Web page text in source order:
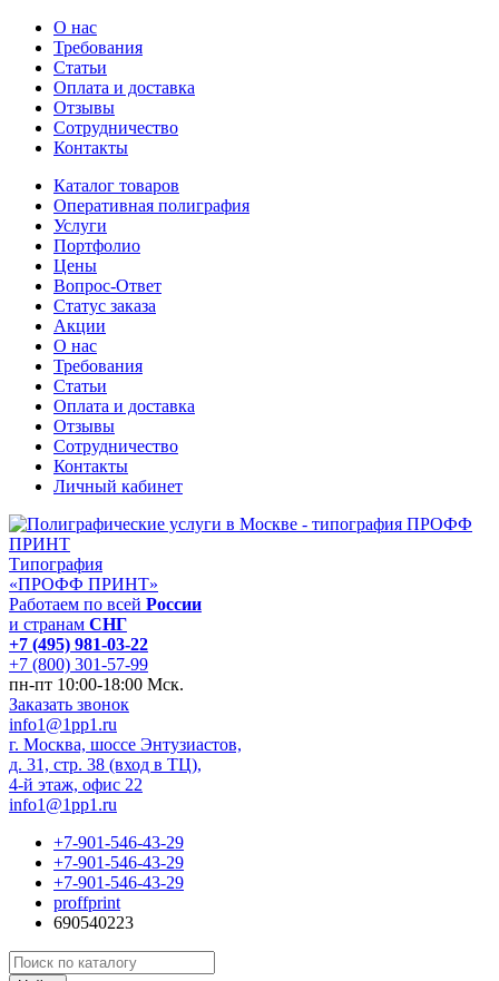
О нас
Требования
Статьи
Оплата и доставка
Отзывы
Сотрудничество
Контакты
Каталог товаров
Оперативная полиграфия
Услуги
Портфолио
Цены
Вопрос-Ответ
Статус заказа
Акции
О нас
Требования
Статьи
Оплата и доставка
Отзывы
Сотрудничество
Контакты
Личный кабинет
Типография
«ПРОФФ ПРИНТ»
Работаем по всей России
и странам СНГ
+7 (495) 981-03-22
+7 (800) 301-57-99
пн-пт 10:00-18:00 Мск.
Заказать звонок
info1@1pp1.ru
г. Москва, шоссе Энтузиастов,
д. 31, стр. 38 (вход в ТЦ),
4-й этаж, офис 22
info1@1pp1.ru
+7-901-546-43-29
+7-901-546-43-29
+7-901-546-43-29
proffprint
690540223